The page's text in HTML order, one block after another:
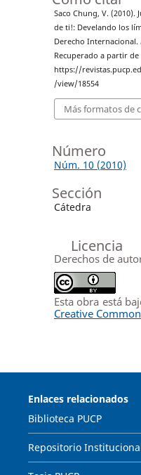
Saco Chung, V. (2010).
de ti!: Develando los
Derecho Internacional.
Recuperado a partir de
https://
/view/18554
Más formatos de
Número
Núm. 10 (2010)
Sección
Cátedra
Licencia
Derechos de
Esta obra está
Creative
Enlaces relacionados
Biblioteca PUCP
Repositorio